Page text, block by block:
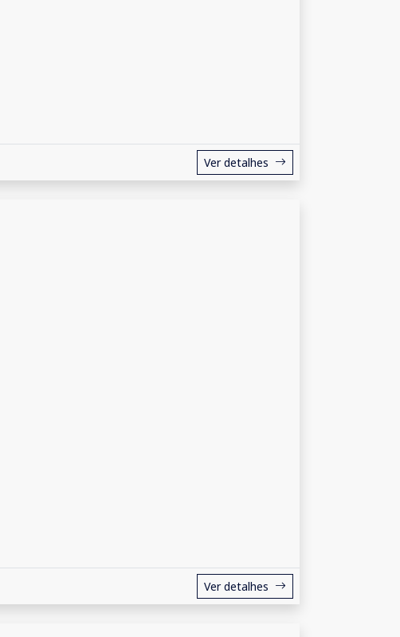
Ver detalhes
Ver detalhes